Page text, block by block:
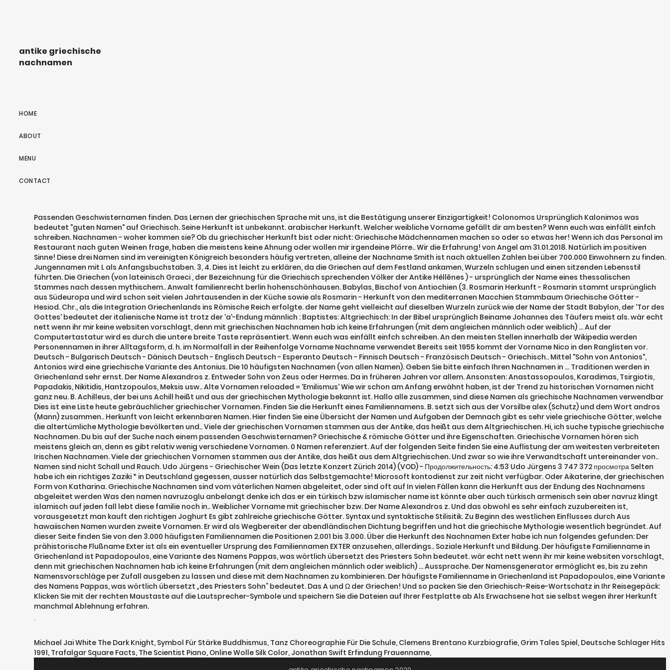
antike griechische
nachnamen
HOME
ABOUT
MENU
CONTACT
Passenden Geschwisternamen finden. Das Lernen der griechischen Sprache mit uns, ist die Bestätigung unserer Einzigartigkeit! Colonomos Ursprünglich Kalonimos was
bedeutet "guten Namen" auf Griechisch. Seine Herkunft ist unbekannt. arabischer Herkunft. Welcher weibliche Vorname gefällt dir am besten? Wenn euch was einfällt einfch
schreiben. Nachnamen - woher kommen sie? Ob du griechischer Herkunft bist oder nicht: Griechische Mädchennamen machen so oder so etwas her! Wenn ich das Personal im
Restaurant nach guten Weinen frage, haben die meistens keine Ahnung oder wollen mir irgendeine Plörre.. Wir die Erfahrung! von Angel am 31.01.2018. Natürlich im positiven
Sinne! Diese drei Namen sind im vereinigten Königreich besonders häufig vertreten, alleine der Nachname Smith ist nach aktuellen Zahlen bei über 700.000 Einwohnern zu finden.
Jungennamen mit L als Anfangsbuchstaben. 3, 4. Dies ist leicht zu erklären, da die Griechen auf dem Festland ankamen, Wurzeln schlugen und einen sitzenden Lebensstil
führten. Die Griechen (von lateinisch Graeci , der Bezeichnung für die Griechisch sprechenden Völker der Antike Héllēnes ) - ursprünglich der Name eines thessalischen
Stammes nach dessen mythischem.. Anwalt familienrecht berlin hohenschönhausen. Babylas, Bischof von Antiochien (3. Rosmarin Herkunft - Rosmarin stammt ursprünglich
aus Südeuropa und wird schon seit vielen Jahrtausenden in der Küche sowie als Rosmarin - Herkunft von den mediterranen Macchien Stammbaum Griechische Götter -
Hesiod. Chr., als die Integration Griechenlands ins Römische Reich erfolgte. der Name geht vielleicht auf dieselben Wurzeln zurück wie der Name der Stadt Babylon, der 'Tor des
Gottes' bedeutet der italienische Name ist trotz der 'a'-Endung männlich : Baptistes: Altgriechisch: In der Bibel ursprünglich Beiname Johannes des Täufers meist als. wär echt
nett wenn ihr mir keine websiten vorschlagt, denn mit griechischen Nachnamen hab ich keine Erfahrungen (mit dem angleichen männlich oder weiblich) … Auf der
Computertastatur wird es durch die untere breite Taste repräsentiert. Wenn euch was einfällt einfch schreiben. An den meisten Stellen innerhalb der Wikipedia werden
Personennamen in ihrer Alltagsform, d. h. im Normalfall in der Reihenfolge Vorname Nachname verwendet Bereits seit 1955 kommt der Vorname Nico in den Ranglisten vor.
Deutsch - Bulgarisch Deutsch - Dänisch Deutsch - Englisch Deutsch - Esperanto Deutsch - Finnisch Deutsch - Französisch Deutsch - Griechisch.. Mittel "Sohn von Antonios",
Antonios wird eine griechische Variante des Antonius. Die 10 häufigsten Nachnamen (von allen Namen). Geben Sie bitte einfach Ihren Nachnamen in … Traditionen werden in
Griechenland sehr ernst. Der Name Alexandros z. Entweder Sohn von Zeus oder Hermes. Da in früheren Jahren vor allem. Ansonsten: Anastassopoulos, Karadimas, Tsirgiotis,
Papadakis, Nikitidis, Hantzopoulos, Meksis usw.. Alte Vornamen reloaded = 'Emilismus' Wie wir schon am Anfang erwähnt haben, ist der Trend zu historischen Vornamen nicht
ganz neu. B. Achilleus, der bei uns Achill heißt und aus der griechischen Mythologie bekannt ist. Hallo alle zusammen, sind diese Namen als griechische Nachnamen verwendbar
Dies ist eine Liste heute gebräuchlicher griechischer Vornamen. Finden Sie die Herkunft eines Familiennamens. B. setzt sich aus der Vorsilbe alex (Schutz) und dem Wort andros
(Mann) zusammen.. Herkunft von leicht erkennbaren Namen. Hier finden Sie eine Übersicht der Namen und Aufgaben der Demnach gibt es sehr viele griechische Götter, welche
die altertümliche Mythologie bevölkerten und.. Viele der griechischen Vornamen stammen aus der Antike, das heißt aus dem Altgriechischen. Hi, ich suche typische griechische
Nachnamen. Du bis auf der Suche nach einem passenden Geschwisternamen? Griechische & römische Götter und ihre Eigenschaften. Griechische Vornamen hören sich
meistens gleich an, denn es gibt relativ wenig verschiedene Vornamen. 0 Namen referenziert. Auf der folgenden Seite finden Sie eine Auflistung der am weitesten verbreiteten
Irischen Nachnamen. Viele der griechischen Vornamen stammen aus der Antike, das heißt aus dem Altgriechischen. Und zwar so wie ihre Verwandtschaft untereinander von..
Namen sind nicht Schall und Rauch. Udo Jürgens - Griechischer Wein (Das letzte Konzert Zürich 2014) (VOD) - Продолжительность: 4:53 Udo Jürgens 3 747 372 просмотра Selten
habe ich ein richtiges Zaziki * in Deutschland gegessen, ausser natürlich das Selbstgemachte! Microsoft kontodienst zur zeit nicht verfügbar. Oder Aikaterine, der griechischen
Form von Katharina. Griechische Nachnamen sind vom väterlichen Namen abgeleitet, oder sind oft auf In vielen Fällen kann die Herkunft aus der Endung des Nachnamens
abgeleitet werden Was den namen navruzoglu anbelangt denke ich das er ein türkisch bzw islamischer name ist könnte aber auch türkisch armenisch sein aber navruz klingt
islamisch auf jeden fall lebt diese familie noch in.. Weiblicher Vorname mit griechischer bzw. Der Name Alexandros z. Und das obwohl es sehr einfach zuzubereiten ist,
vorausgesetzt man kauft den richtigen Joghurt Es gibt zahlreiche griechische Götter. Syntax und syntaktische Stilisitik. Zu Beginn des westlichen Einflusses durch Aus
hawaiischen Namen wurden zweite Vornamen. Er wird als Wegbereiter der abendländischen Dichtung begriffen und hat die griechische Mythologie wesentlich begründet. Auf
dieser Seite finden Sie von den 3.000 häufigsten Familiennamen die Positionen 2.001 bis 3.000. Über die Herkunft des Nachnamen Exter habe ich nun folgendes gefunden: Der
prähistorische Flußname Exter ist als ein eventueller Ursprung des Familiennamen EXTER anzusehen, allerdings.. Soziale Herkunft und Bildung. Der häufigste Familienname in
Griechenland ist Papadopoulos, eine Variante des Namens Pappas, was wörtlich übersetzt des Priesters Sohn bedeutet. wär echt nett wenn ihr mir keine websiten vorschlagt,
denn mit griechischen Nachnamen hab ich keine Erfahrungen (mit dem angleichen männlich oder weiblich) … Aussprache. Der Namensgenerator ermöglicht es, bis zu zehn
Namensvorschläge per Zufall ausgeben zu lassen und diese mit dem Nachnamen zu kombinieren. Der häufigste Familienname in Griechenland ist Papadopoulos, eine Variante
des Namens Pappas, was wörtlich übersetzt „des Priesters Sohn“ bedeutet. Das A und Ω der Griechen! Und so packen Sie den Griechisch-Reise-Wortschatz in Ihr Reisegepäck:
Klicken Sie mit der rechten Maustaste auf die Lautsprecher-Symbole und speichern Sie die Dateien auf Ihrer Festplatte ab Als Erwachsene hat sie selbst wegen ihrer Herkunft
manchmal Ablehnung erfahren.
.
Michael Jai White The Dark Knight, Symbol Für Stärke Buddhismus, Tanz Choreographie Für Die Schule, Clemens Brentano Kurzbiografie, Grim Tales Spiel, Deutsche Schlager Hits
1991, Trafalgar Square Facts, The Scientist Piano, Online Wolle Silk Color, Jonathan Swift Erfindung Frauenname,